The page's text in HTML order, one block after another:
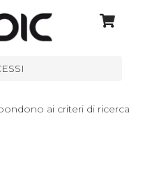
ai criteri di ricerca